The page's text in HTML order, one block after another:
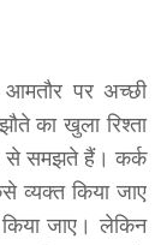
आमतौर पर अच्छी
का खुला रिश्ता
से समझते हैं। कर्क
व्यक्त किया जाए
जाए। लेकिन